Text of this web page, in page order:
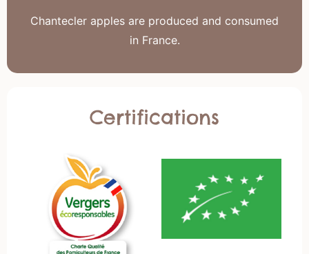
Chantecler apples are produced and consumed
in France.
Certifications